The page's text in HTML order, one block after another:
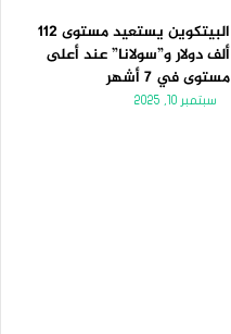
البيتكوين يستعيد مستوى 112
ألف دولار و”سولانا” عند أعلى
مستوى في 7 أشهر
سبتمبر 10, 2025